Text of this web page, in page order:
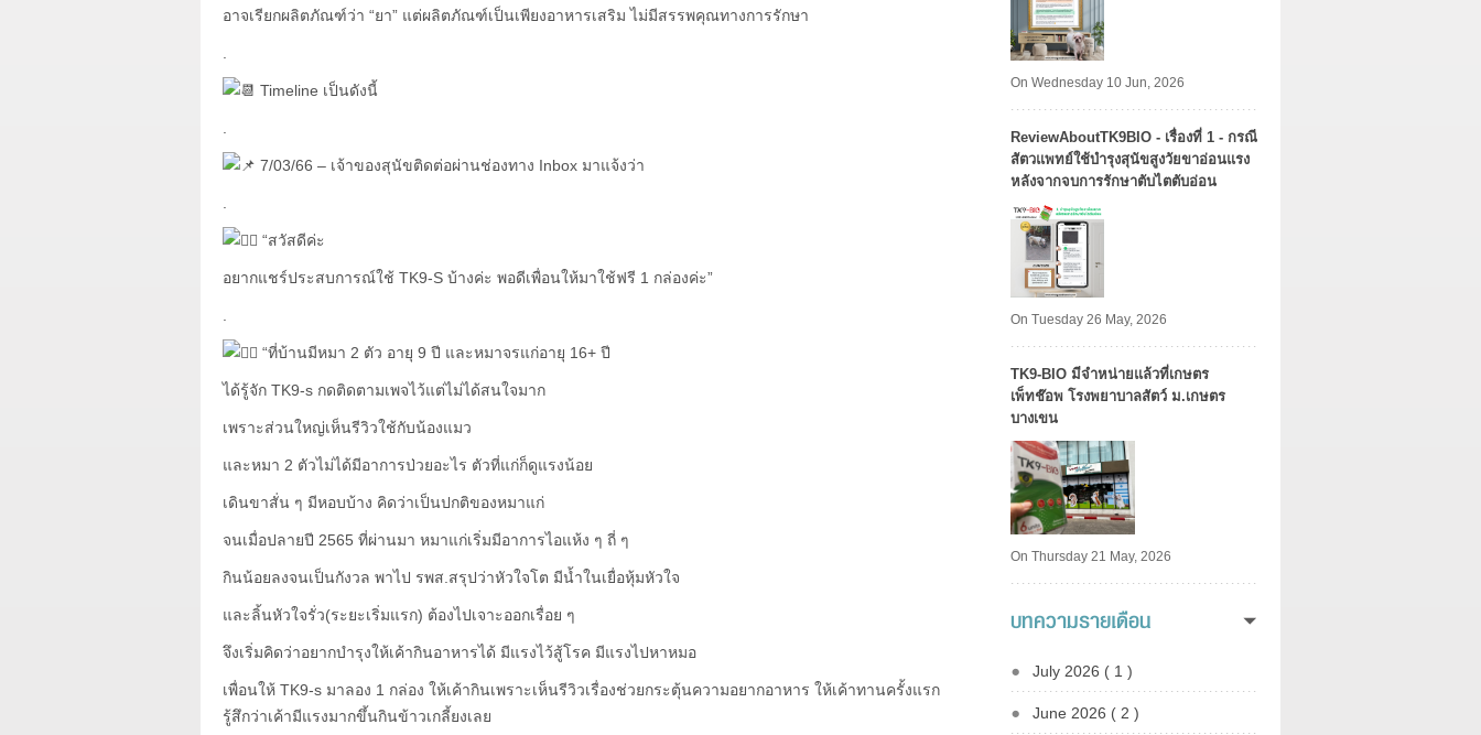
อาจเรียกผลิตภัณฑ์ว่า “ยา” แต่ผลิตภัณฑ์เป็นเพียงอาหารเสริม ไม่มีสรรพคุณทางการรักษา
Timeline เป็นดังนี้
7/03/66 – เจ้าของสุนัขติดต่อผ่านช่องทาง Inbox มาแจ้งว่า
“สวัสดีค่ะ
อยากแชร์ประสบการณ์ใช้ TK9-S บ้างค่ะ พอดีเพื่อนให้มาใช้ฟรี 1 กล่องค่ะ”
“ที่บ้านมีหมา 2 ตัว อายุ 9 ปี และหมาจรแก่อายุ 16+ ปี
ได้รู้จัก TK9-s กดติดตามเพจไว้แต่ไม่ได้สนใจมาก
เพราะส่วนใหญ่เห็นรีวิวใช้กับน้องแมว
และหมา 2 ตัวไม่ได้มีอาการป่วยอะไร ตัวที่แก่ก็ดูแรงน้อย
เดินขาสั่น ๆ มีหอบบ้าง คิดว่าเป็นปกติของหมาแก่
จนเมื่อปลายปี 2565 ที่ผ่านมา หมาแก่เริ่มมีอาการไอแห้ง ๆ ถี่ ๆ
กินน้อยลงจนเป็นกังวล พาไป รพส.สรุปว่าหัวใจโต มีน้ำในเยื่อหุ้มหัวใจ
และลิ้นหัวใจรั่ว(ระยะเริ่มแรก) ต้องไปเจาะออกเรื่อย ๆ
จึงเริ่มคิดว่าอยากบำรุงให้เค้ากินอาหารได้ มีแรงไว้สู้โรค มีแรงไปหาหมอ
เพื่อนให้ TK9-s มาลอง 1 กล่อง ให้เค้ากินเพราะเห็นรีวิวเรื่องช่วยกระตุ้นความอยากอาหาร ให้เค้าทานครั้งแรก
รู้สึกว่าเค้ามีแรงมากขึ้นกินข้าวเกลี้ยงเลย
On Wednesday 10 Jun, 2026
ReviewAboutTK9BIO - เรื่องที่ 1 - กรณี
สัตวแพทย์ใช้บำรุงสุนัขสูงวัยขาอ่อนแรง
หลังจากจบการรักษาตับไตตับอ่อน
On Tuesday 26 May, 2026
TK9​-BIO มีจำหน่ายแล้วที่เกษตร
เพ็ทช๊อพ โรงพยาบาลสัตว์ ม.เกษตร
บางเขน​
On Thursday 21 May, 2026
บทความรายเดือน
July 2026 ( 1 )
June 2026 ( 2 )